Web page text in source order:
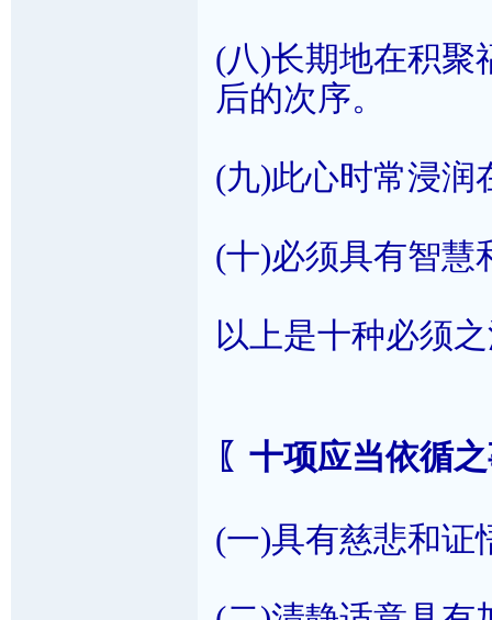
(八)长期地在积聚
后的次序。
(九)此心时常浸润
(十)必须具有智慧
以上是十种必须
〖十项应当依循
(一)具有慈悲和证